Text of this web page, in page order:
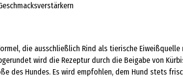
die ausschließlich Rind als tierische
wird die Rezeptur durch die Beigabe von
des Hundes. Es wird empfohlen, dem Hund stets